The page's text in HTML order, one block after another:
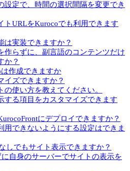
設定で、時間の選択間隔を変更でき
トURLをKurocoでも利用できます
は実装できますか？
作らずに、副言語のコンテンツだけ
か？
作成できますか
イズできますか？
の使い方を教えてください。
する項目をカスタマイズできます
にデプロイできますか？
用できないようにする設定はできま
しでもサイト表示できますか？
自身のサーバーでサイトの表示を